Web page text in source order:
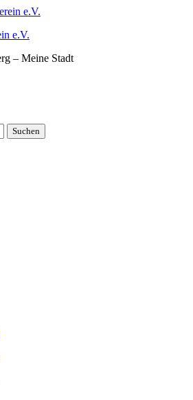
e.V.
– Meine Stadt